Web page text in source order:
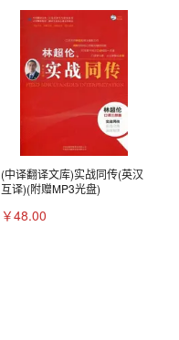
(中译翻译文库)实战同传(英汉
互译)(附赠MP3光盘)
￥48.00